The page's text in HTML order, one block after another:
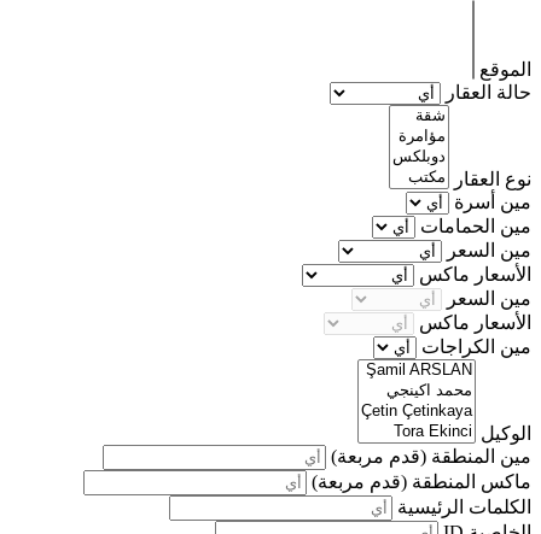
الموقع
حالة العقار
نوع العقار
مين أسرة
مين الحمامات
مين السعر
الأسعار ماكس
مين السعر
الأسعار ماكس
مين الكراجات
الوكيل
مين المنطقة (قدم مربعة)
ماكس المنطقة (قدم مربعة)
الكلمات الرئيسية